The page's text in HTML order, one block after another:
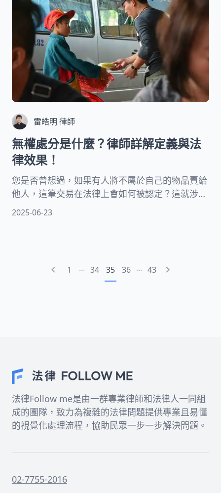
雷皓明 律師
無權處分是什麼？律師詳解定義與法
律效果！
您是否曾想過，如果有人將不屬於自己的物品賣給
他人，這筆交易在法律上會如何被認定？這就涉及
了無權處分的概念。在台灣的法律體系中，當一個
2025-06-23
1 ... 34 35 36 ... 43
法律Follow me是由一群專業律師和法律人一同組
成的團隊，致力為複雜的法律問題提供專業且易懂
的視覺化處理流程，協助民眾一步一步解決問題。
02-7755-2016